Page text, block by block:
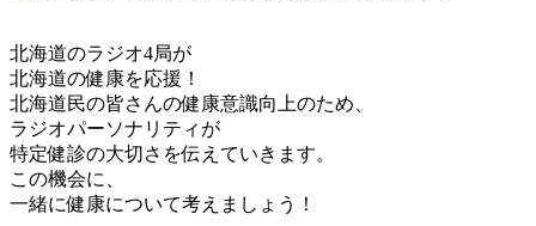
北海道のラジオ4局が
北海道の健康を応援！
北海道民の皆さんの健康意識向上のため、
ラジオパーソナリティが
特定健診の大切さを伝えていきます。
この機会に、
一緒に健康について考えましょう！